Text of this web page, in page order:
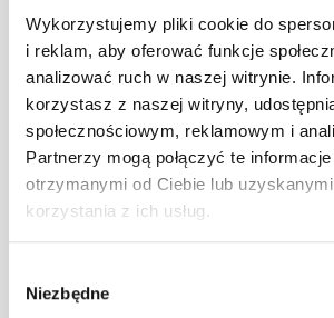
Wykorzystujemy pliki cookie do
i reklam, aby oferować funkcje
analizować ruch w naszej witrynie.
korzystasz z naszej witryny,
społecznościowym, reklamowym i
Partnerzy mogą połączyć te
otrzymanymi od Ciebie lub
korzystania z ich usług.
zgody
Niezbędne
Warianty Opis
PRODUKT
Klamra do gąs.
Roben/Jungmeier